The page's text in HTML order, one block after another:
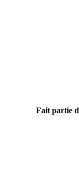
Fait partie